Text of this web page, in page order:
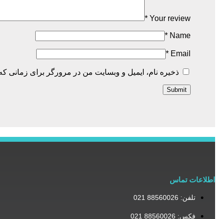
Your review
*
Name
*
Email
*
ذخیره نام، ایمیل و وبسایت من در مرورگر برای زمانی
اطلاعات تماس
تلفن: 88560026 021
فکس: 88560026 021